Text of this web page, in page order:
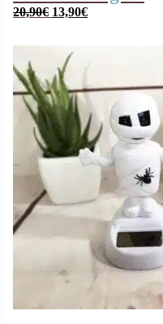
articulée –
(Mini Bande
dessinée incluse)
20,90€ Le
était :
20,90€.
13,90€Le